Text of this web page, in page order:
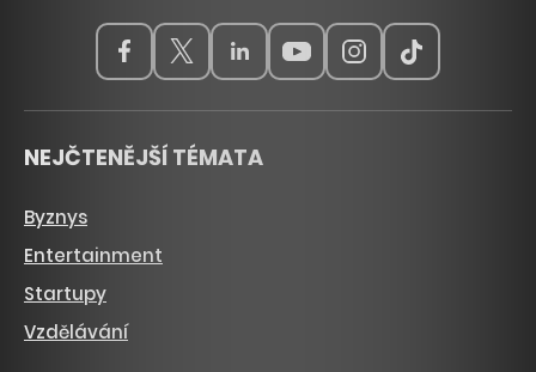
NEJČTENĚJŠÍ TÉMATA
Byznys
Entertainment
Startupy
Vzdělávání